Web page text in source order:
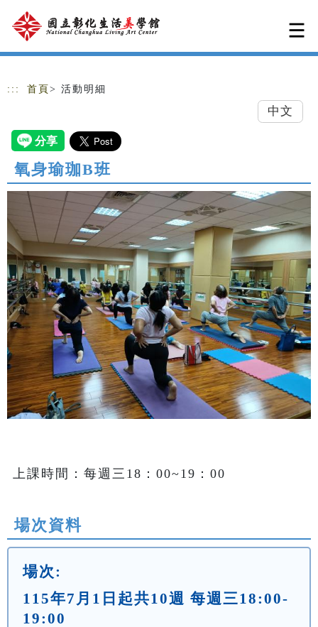
跳到主要內容
網站導覽
::: 首頁 > 活動明細
中文
氧身瑜珈B班
上課時間：每週三18：00~19：00
場次資料
場次:
115年7月1日起共10週 每週三18:00-
19:00